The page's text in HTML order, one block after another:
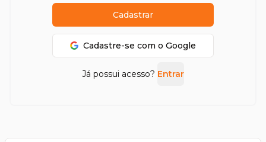
Cadastrar
Cadastre-se com o Google
Já possui acesso? Entrar